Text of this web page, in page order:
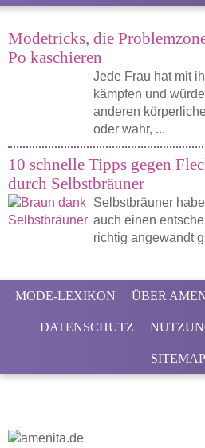
Modetricks, die
Po kaschieren
Jede Frau hat mit
kämpfen und
anderen
oder wahr, ...
10 schnelle Tipps gegen
durch Selbstbräuner
Selbstbräuner
auch einen
richtig angewandt
MODE-LEXIKON ÜBER
DATENSCHUTZ
SITEMAP